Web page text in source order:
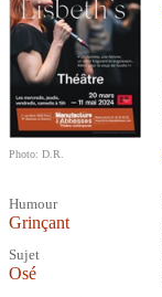
Photo: D.R.
Humour
Grinçant
Sujet
Osé